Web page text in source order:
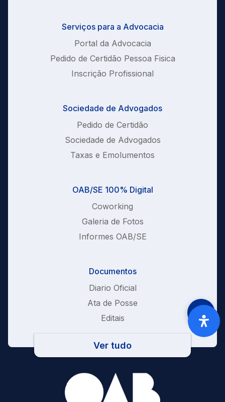
Serviços para a Advocacia
Portal da Advocacia
Pedido de Certidão Pessoa Fisica
Inscrição Profissional
Sociedade de Advogados
Pedido de Certidão
Sociedade de Advogados
Taxas e Emolumentos
OAB/SE 100% Digital
Coworking
Galeria de Fotos
Informes OAB/SE
Documentos
Diario Oficial
Ata de Posse
Editais
Ver tudo